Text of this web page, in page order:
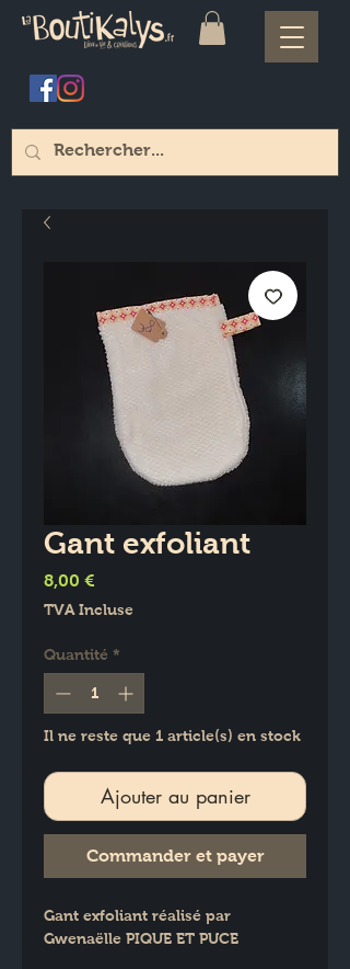
Gant exfoliant
8,00 €
TVA Incluse
Quantité *
Il ne reste que 1 article(s) en stock
Ajouter au panier
Commander et payer
Gant exfoliant réalisé par
Gwenaëlle PIQUE ET PUCE